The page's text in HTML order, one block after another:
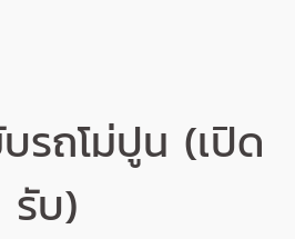
รถโม่ปูน (เปิด
รับ)